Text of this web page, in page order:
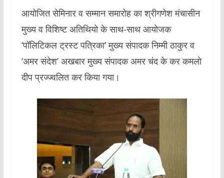
आयोजित सेमिनार व सम्मान समारोह का श्रीगणेश मंचासीन
मुख्य व विशिष्ट अतिथियो के साथ-साथ आयोजक
‘पॉलिटिकल ट्रस्ट पत्रिका’ मुख्य संपादक निम्मी ठाकुर व
‘अमर संदेश’ अखबार मुख्य संपादक अमर चंद के कर कमलो
दीप प्रज्ज्वलित कर किया गया।